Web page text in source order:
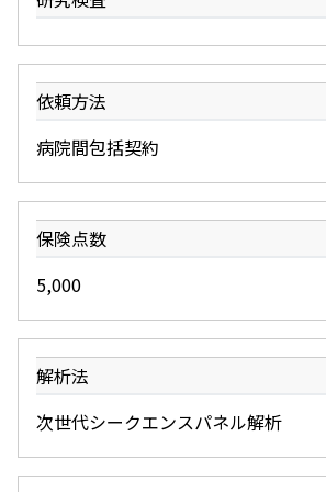
依頼方法
病院間包括契約
保険点数
5,000
解析法
次世代シークエンスパネル解析